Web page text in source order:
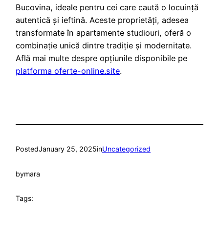
Bucovina, ideale pentru cei care caută o locuință
autentică și ieftină. Aceste proprietăți, adesea
transformate în apartamente studiouri, oferă o
combinație unică dintre tradiție și modernitate.
Află mai multe despre opțiunile disponibile pe
platforma oferte-online.site.
PostedJanuary 25, 2025inUncategorized
bymara
Tags: